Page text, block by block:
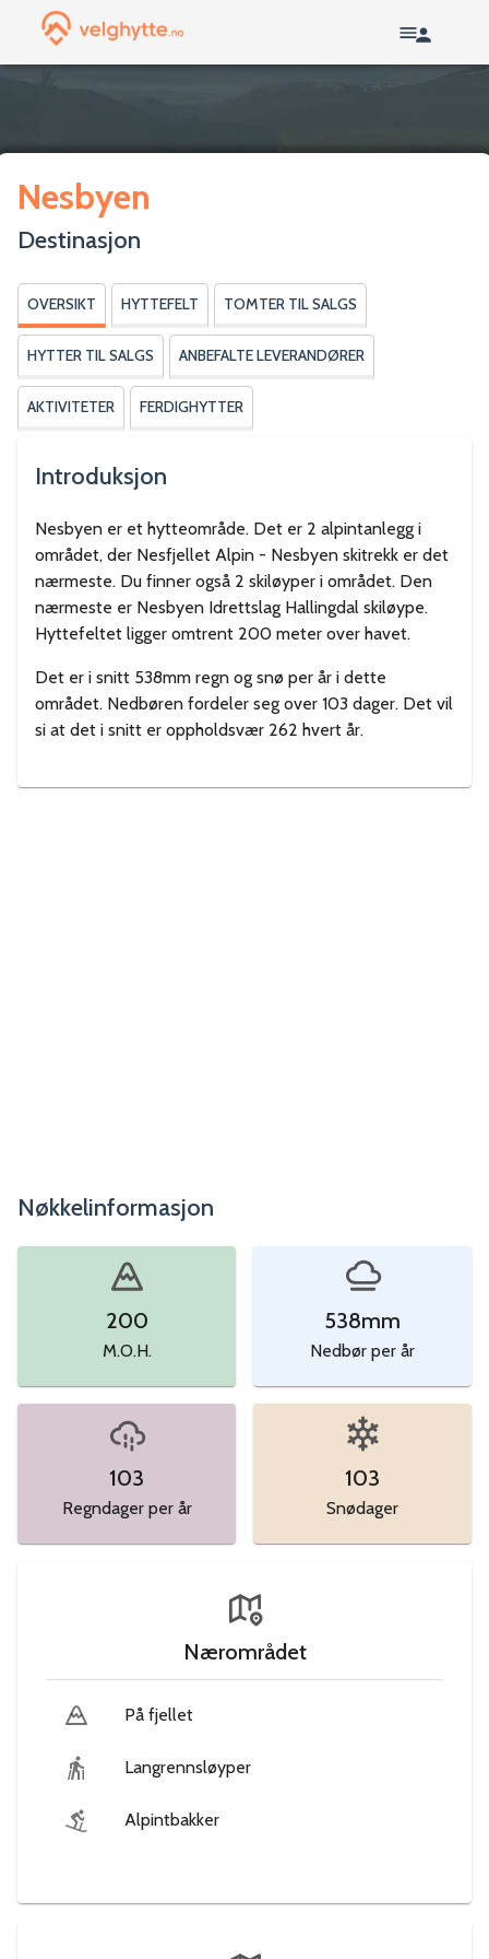
Nesbyen
Destinasjon
OVERSIKT HYTTEFELT TOMTER TIL SALGS
HYTTER TIL SALGS ANBEFALTE LEVERANDØRER
AKTIVITETER FERDIGHYTTER
Introduksjon
Nesbyen er et hytteområde. Det er 2 alpintanlegg i
området, der Nesfjellet Alpin - Nesbyen skitrekk er det
nærmeste. Du finner også 2 skiløyper i området. Den
nærmeste er Nesbyen Idrettslag Hallingdal skiløype.
Hyttefeltet ligger omtrent 200 meter over havet.
Det er i snitt 538mm regn og snø per år i dette
området. Nedbøren fordeler seg over 103 dager. Det vil
si at det i snitt er oppholdsvær 262 hvert år.
Nøkkelinformasjon
200
M.O.H.
538mm
Nedbør per år
103
Regndager per år
103
Snødager
Nærområdet
På fjellet
Langrennsløyper
Alpintbakker